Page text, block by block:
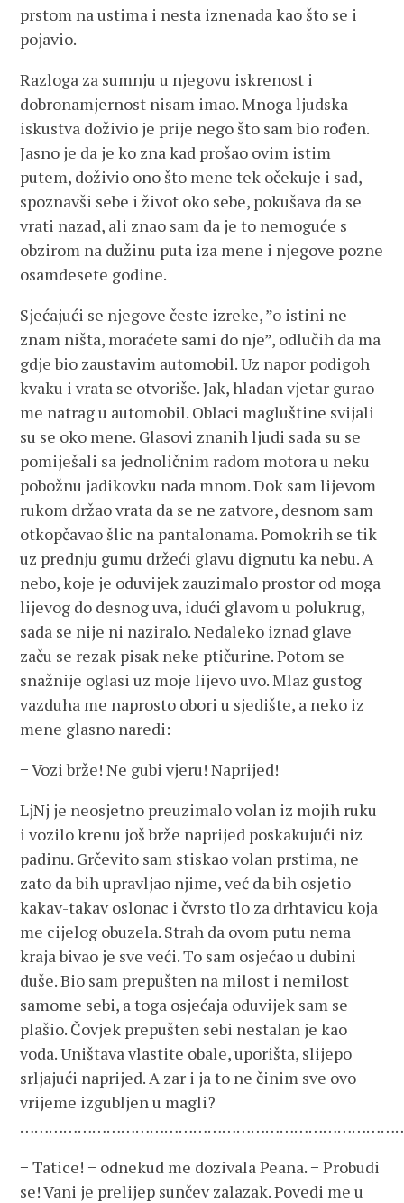
prstom na ustima i nesta iznenada kao što se i
pojavio.
Razloga za sumnju u njegovu iskrenost i
dobronamjernost nisam imao. Mnoga ljudska
iskustva doživio je prije nego što sam bio rođen.
Jasno je da je ko zna kad prošao ovim istim
putem, doživio ono što mene tek očekuje i sad,
spoznavši sebe i život oko sebe, pokušava da se
vrati nazad, ali znao sam da je to nemoguće s
obzirom na dužinu puta iza mene i njegove pozne
osamdesete godine.
Sjećajući se njegove česte izreke, ”o istini ne
znam ništa, moraćete sami do nje”, odlučih da ma
gdje bio zaustavim automobil. Uz napor podigoh
kvaku i vrata se otvoriše. Jak, hladan vjetar gurao
me natrag u automobil. Oblaci magluštine svijali
su se oko mene. Glasovi znanih ljudi sada su se
pomiješali sa jednoličnim radom motora u neku
pobožnu jadikovku nada mnom. Dok sam lijevom
rukom držao vrata da se ne zatvore, desnom sam
otkopčavao šlic na pantalonama. Pomokrih se tik
uz prednju gumu držeći glavu dignutu ka nebu. A
nebo, koje je oduvijek zauzimalo prostor od moga
lijevog do desnog uva, idući glavom u polukrug,
sada se nije ni naziralo. Nedaleko iznad glave
začu se rezak pisak neke ptičurine. Potom se
snažnije oglasi uz moje lijevo uvo. Mlaz gustog
vazduha me naprosto obori u sjedište, a neko iz
mene glasno naredi:
− Vozi brže! Ne gubi vjeru! Naprijed!
LjNj je neosjetno preuzimalo volan iz mojih ruku
i vozilo krenu još brže naprijed poskakujući niz
padinu. Grčevito sam stiskao volan prstima, ne
zato da bih upravljao njime, već da bih osjetio
kakav-takav oslonac i čvrsto tlo za drhtavicu koja
me cijelog obuzela. Strah da ovom putu nema
kraja bivao je sve veći. To sam osjećao u dubini
duše. Bio sam prepušten na milost i nemilost
samome sebi, a toga osjećaja oduvijek sam se
plašio. Čovjek prepušten sebi nestalan je kao
voda. Uništava vlastite obale, uporišta, slijepo
srljajući naprijed. A zar i ja to ne činim sve ovo
vrijeme izgubljen u magli?
− Tatice! − odnekud me dozivala Peana. − Probudi
se! Vani je prelijep sunčev zalazak. Povedi me u